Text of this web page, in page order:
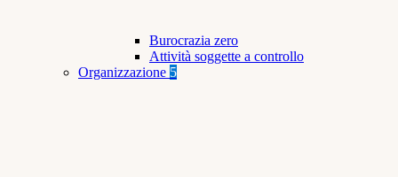
Burocrazia zero
Attività soggette a controllo
Organizzazione 5